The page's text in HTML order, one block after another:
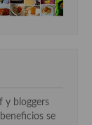
y bloggers
se